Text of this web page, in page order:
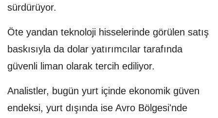
sürdürüyor.
Öte yandan teknoloji hisselerinde görülen satış
baskısıyla da dolar yatırımcılar tarafında
güvenli liman olarak tercih ediliyor.
Analistler, bugün yurt içinde ekonomik güven
endeksi, yurt dışında ise Avro Bölgesi'nde